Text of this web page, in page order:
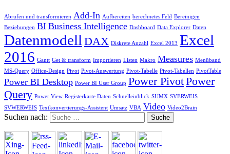
Abrufen und transformieren Add-In Aufbereiten berechnetes Feld Bereinigen
Beziehungen BI Business Intelligence Dashboard Data Explorer Daten
Datenmodell DAX Diskrete Anzahl Excel 2013 Excel
2016 Gantt Get & transform Importieren Listen Makro Measures Menüband
MS-Query Office-Design Pivot Pivot-Auswertung Pivot-Tabelle Pivot-Tabellen PivotTable
Power BI Desktop Power BI User Group Power PivotPower
Query Power View Registerkarte Daten Schnelleinblick SUMX SVERWEIS
SVWERWEIS Textkonvertierungs-Assistent Umsatz VBA Video Video2Brain
Suchen nach: